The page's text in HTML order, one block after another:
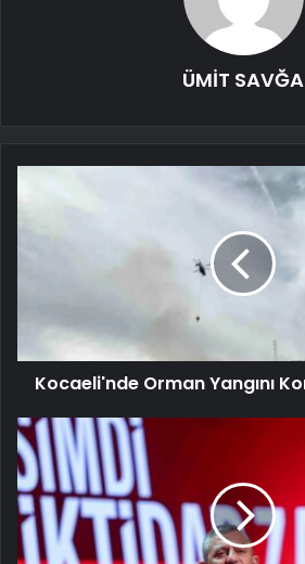
ÜMİT SAVĞA
Kocaeli'nde Orman Yangını